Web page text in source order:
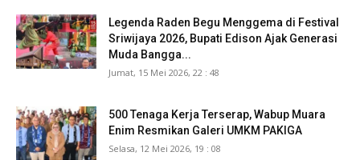
Legenda Raden Begu Menggema di Festival
Sriwijaya 2026, Bupati Edison Ajak Generasi
Muda Bangga...
Jumat, 15 Mei 2026, 22 : 48
500 Tenaga Kerja Terserap, Wabup Muara
Enim Resmikan Galeri UMKM PAKIGA
Selasa, 12 Mei 2026, 19 : 08